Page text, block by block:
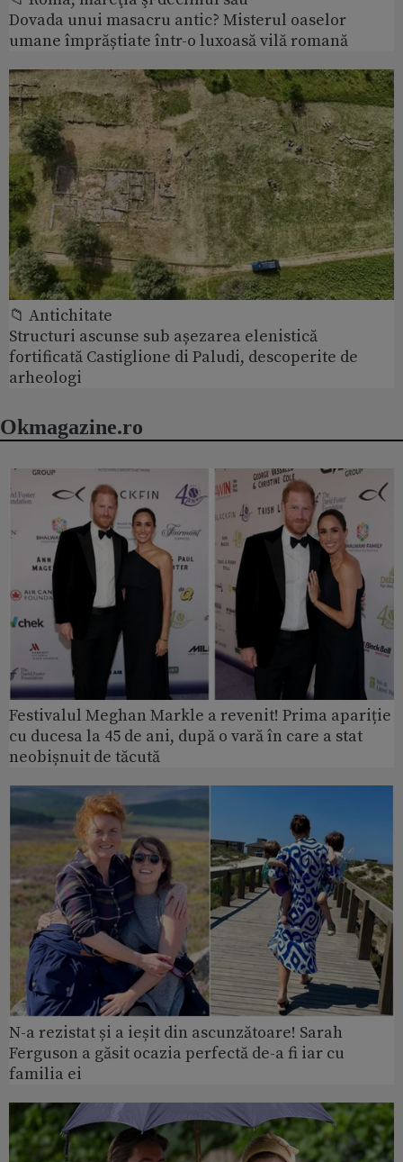
Dovada unui masacru antic? Misterul oaselor
umane împrăștiate într-o luxoasă vilă romană
📁 Antichitate
Structuri ascunse sub așezarea elenistică
fortificată Castiglione di Paludi, descoperite de
arheologi
Okmagazine.ro
Festivalul Meghan Markle a revenit! Prima apariție
cu ducesa la 45 de ani, după o vară în care a stat
neobișnuit de tăcută
N-a rezistat și a ieșit din ascunzătoare! Sarah
Ferguson a găsit ocazia perfectă de-a fi iar cu
familia ei